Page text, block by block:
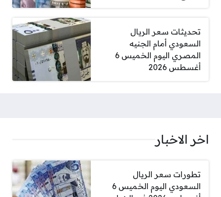
تحديثات سعر الريال
السعودي أمام الجنيه
المصري اليوم الخميس 6
أغسطس 2026
اخر الاخبار
تطورات سعر الريال
السعودي اليوم الخميس 6